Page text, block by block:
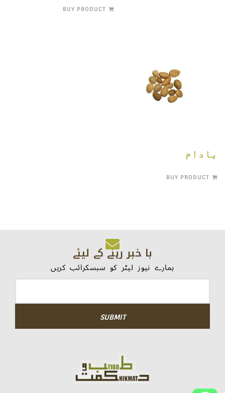
BUY PRODUCT
بادام
BUY PRODUCT
با خبر رہنے کے لیئے
ہمارے نیوز لیٹر کو سبسکرائب کریں